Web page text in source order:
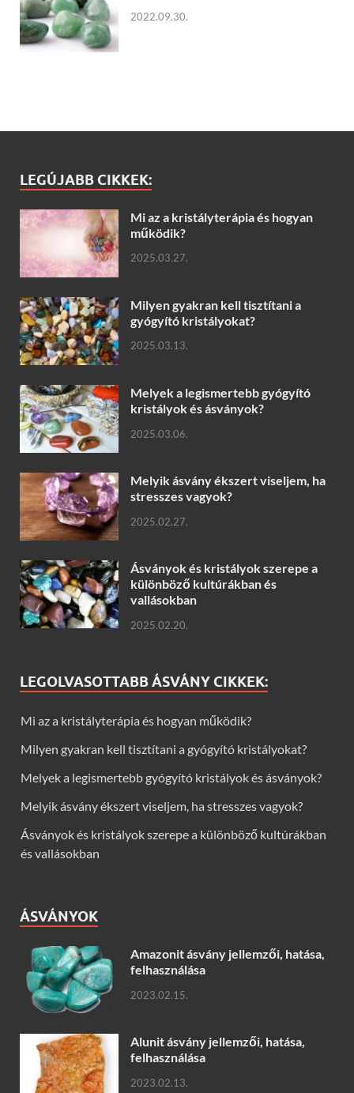
2022.09.30.
LEGÚJABB CIKKEK:
Mi az a kristályterápia és hogyan
működik?
2025.03.27.
Milyen gyakran kell tisztítani a
gyógyító kristályokat?
2025.03.13.
Melyek a legismertebb gyógyító
kristályok és ásványok?
2025.03.06.
Melyik ásvány ékszert viseljem, ha
stresszes vagyok?
2025.02.27.
Ásványok és kristályok szerepe a
különböző kultúrákban és
vallásokban
2025.02.20.
LEGOLVASOTTABB ÁSVÁNY CIKKEK:
Mi az a kristályterápia és hogyan működik?
Milyen gyakran kell tisztítani a gyógyító kristályokat?
Melyek a legismertebb gyógyító kristályok és ásványok?
Melyik ásvány ékszert viseljem, ha stresszes vagyok?
Ásványok és kristályok szerepe a különböző kultúrákban
és vallásokban
ÁSVÁNYOK
Amazonit ásvány jellemzői, hatása,
felhasználása
2023.02.15.
Alunit ásvány jellemzői, hatása,
felhasználása
2023.02.13.